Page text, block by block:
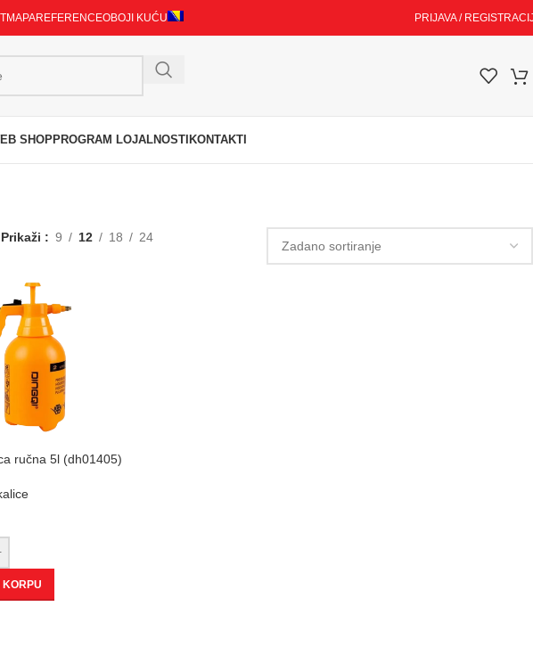
MAPAREFERENCEOBOJI KUĆU PRIJAVA /
SHOPPROGRAM LOJALNOSTI KONTAKTI
Prikaži 9 12 18 24
ručna 5l (dh01405)
KORPU